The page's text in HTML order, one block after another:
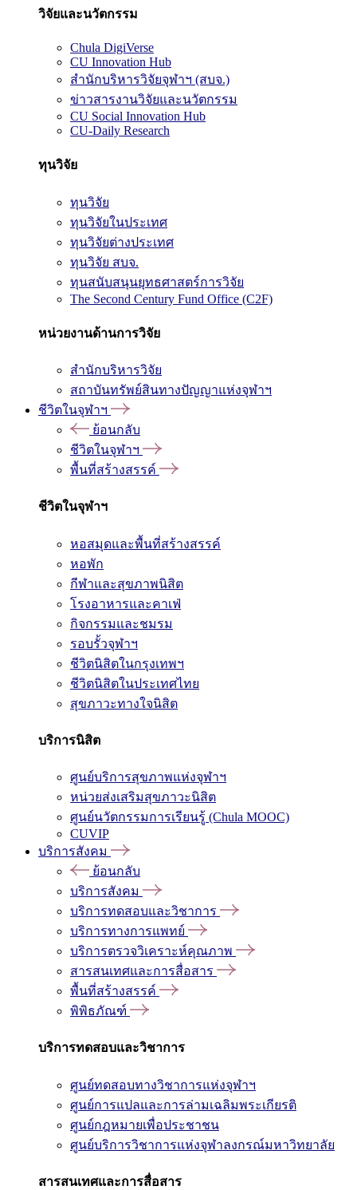
วิจัยและนวัตกรรม
Chula DigiVerse
CU Innovation Hub
สำนักบริหารวิจัยจุฬาฯ (สบจ.)
ข่าวสารงานวิจัยและนวัตกรรม
CU Social Innovation Hub
CU-Daily Research
ทุนวิจัย
ทุนวิจัย
ทุนวิจัยในประเทศ
ทุนวิจัยต่างประเทศ
ทุนวิจัย สบจ.
ทุนสนับสนุนยุทธศาสตร์การวิจัย
The Second Century Fund Office (C2F)
หน่วยงานด้านการวิจัย
สำนักบริหารวิจัย
สถาบันทรัพย์สินทางปัญญาแห่งจุฬาฯ
ชีวิตในจุฬาฯ
ย้อนกลับ
ชีวิตในจุฬาฯ
พื้นที่สร้างสรรค์
ชีวิตในจุฬาฯ
หอสมุดและพื้นที่สร้างสรรค์
หอพัก
กีฬาและสุขภาพนิสิต
โรงอาหารและคาเฟ่
กิจกรรมและชมรม
รอบรั้วจุฬาฯ
ชีวิตนิสิตในกรุงเทพฯ
ชีวิตนิสิตในประเทศไทย
สุขภาวะทางใจนิสิต
บริการนิสิต
ศูนย์บริการสุขภาพแห่งจุฬาฯ
หน่วยส่งเสริมสุขภาวะนิสิต
ศูนย์นวัตกรรมการเรียนรู้ (Chula MOOC)
CUVIP
บริการสังคม
ย้อนกลับ
บริการสังคม
บริการทดสอบและวิชาการ
บริการทางการแพทย์
บริการตรวจวิเคราะห์คุณภาพ
สารสนเทศและการสื่อสาร
พื้นที่สร้างสรรค์
พิพิธภัณฑ์
บริการทดสอบและวิชาการ
ศูนย์ทดสอบทางวิชาการแห่งจุฬาฯ
ศูนย์การแปลและการล่ามเฉลิมพระเกียรติ
ศูนย์กฎหมายเพื่อประชาชน
ศูนย์บริการวิชาการแห่งจุฬาลงกรณ์มหาวิทยาลัย
สารสนเทศและการสื่อสาร